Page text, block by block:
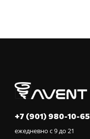
+7 (901) 980-10-65
ежедневно с 9 до 21